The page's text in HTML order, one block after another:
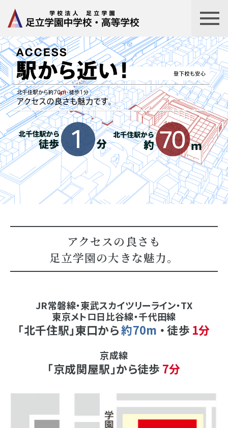
アクセスの良さも
足立学園の大きな魅力。
JR常磐線・東武スカイツリーライン・TX
東京メトロ日比谷線・千代田線
「北千住駅」東口から約70m ・徒歩 1分
京成線
「京成関屋駅」から徒歩 7分